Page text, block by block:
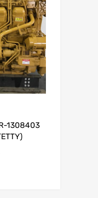
1308403